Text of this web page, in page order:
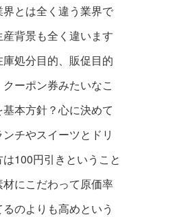
とは全く違う業界で
背景も全く違います
処分目的、販促目的
ーポン券みたいなこ
本方針？心に決めて
チやスイーツとドリ
100円引きということ
にこだわって原価率
のよりも高めという